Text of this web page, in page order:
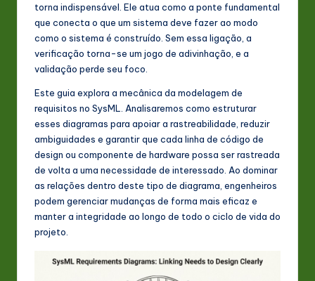
L
in
torna indispensável. Ele atua como a ponte fundamental
que conecta o que um sistema deve fazer ao modo
como o sistema é construído. Sem essa ligação, a
verificação torna-se um jogo de adivinhação, e a
validação perde seu foco.
Este guia explora a mecânica da modelagem de
requisitos no SysML. Analisaremos como estruturar
esses diagramas para apoiar a rastreabilidade, reduzir
ambiguidades e garantir que cada linha de código de
design ou componente de hardware possa ser rastreada
de volta a uma necessidade de interessado. Ao dominar
as relações dentro deste tipo de diagrama, engenheiros
podem gerenciar mudanças de forma mais eficaz e
manter a integridade ao longo de todo o ciclo de vida do
projeto.